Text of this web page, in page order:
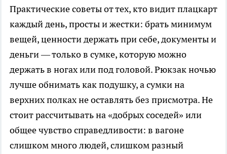
Практические советы от тех, кто видит плацкарт
каждый день, просты и жестки: брать минимум
вещей, ценности держать при себе, документы и
деньги — только в сумке, которую можно
держать в ногах или под головой. Рюкзак ночью
лучше обнимать как подушку, а сумки на
верхних полках не оставлять без присмотра. Не
стоит рассчитывать на «добрых соседей» или
общее чувство справедливости: в вагоне
слишком много людей, слишком разный